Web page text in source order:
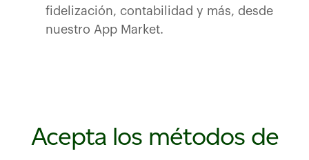
fidelización, contabilidad y más, desde
nuestro App Market.
Acepta los métodos de